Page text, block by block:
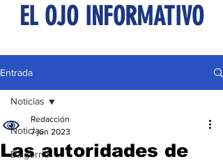
EL OJO INFORMATIVO
Entrada
Noticias
Baigorria
Noticias
Las autoridades de
Redacción
7 jun 2023